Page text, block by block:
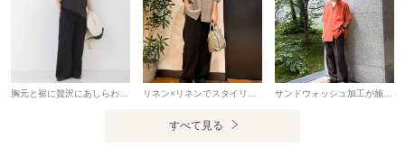
伸縮性 : なし
裏地 : なし
光沢 : なし
ポケット : あり
すべて見る